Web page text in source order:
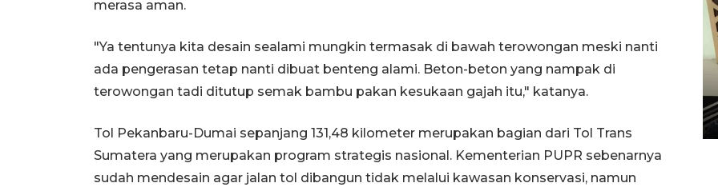
merasa aman.
"Ya tentunya kita desain sealami mungkin termasak di bawah terowongan meski nanti
ada pengerasan tetap nanti dibuat benteng alami. Beton-beton yang nampak di
terowongan tadi ditutup semak bambu pakan kesukaan gajah itu," katanya.
Tol Pekanbaru-Dumai sepanjang 131,48 kilometer merupakan bagian dari Tol Trans
Sumatera yang merupakan program strategis nasional. Kementerian PUPR sebenarnya
sudah mendesain agar jalan tol dibangun tidak melalui kawasan konservasi, namun
Penanaman 3000 batang
bakau merah di Dumai